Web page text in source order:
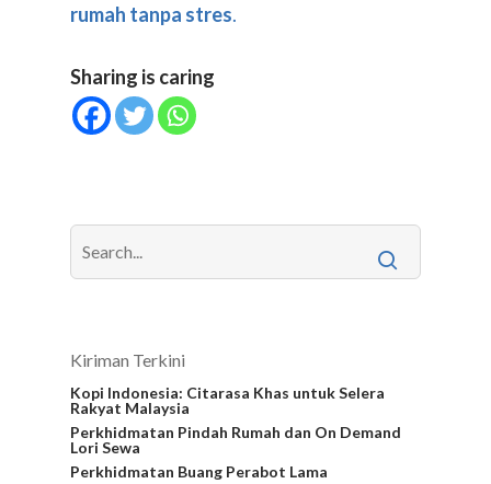
rumah tanpa stres.
Sharing is caring
Kiriman Terkini
Kopi Indonesia: Citarasa Khas untuk Selera
Rakyat Malaysia
Perkhidmatan Pindah Rumah dan On Demand
Lori Sewa
Perkhidmatan Buang Perabot Lama